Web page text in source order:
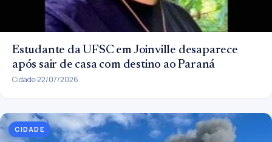
Estudante da UFSC em Joinville desaparece
após sair de casa com destino ao Paraná
Cidade22/07/2026
CIDADE